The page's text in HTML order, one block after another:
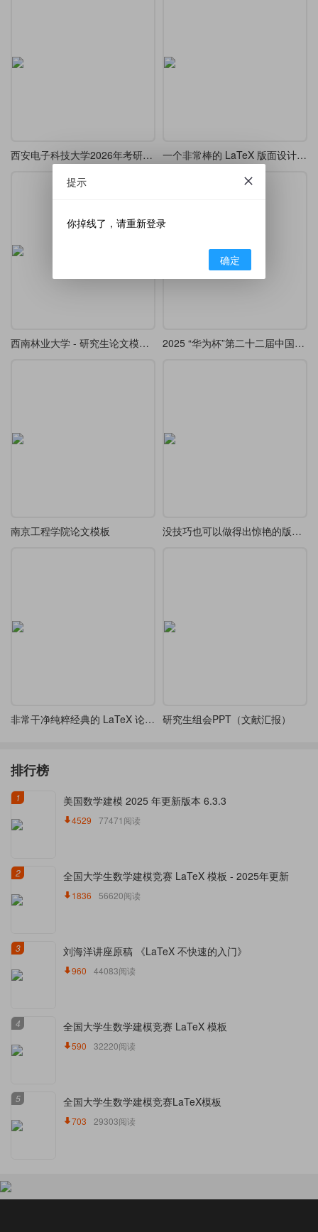
西安电子科技大学2026年考研高等代数 一个非常棒的 LaTeX 版面设计-精美边框和双栏布局
西南林业大学 - 研究生论文模板（2026） 2025 “华为杯”第二十二届中国研究生数学建模 LaTeX 模版更新了
南京工程学院论文模板 没技巧也可以做得出惊艳的版式-凡尔赛 LaTeX 版式制作
非常干净纯粹经典的 LaTeX 论文模版 - 日常使用爽飞了 研究生组会PPT（文献汇报）
排行榜
1 美国数学建模 2025 年更新版本 6.3.3
4529 77471阅读
2 全国大学生数学建模竞赛 LaTeX 模板 - 2025年更新
1836 56620阅读
3 刘海洋讲座原稿 《LaTeX 不快速的入门》
960 44083阅读
4 全国大学生数学建模竞赛 LaTeX 模板
590 32220阅读
5 全国大学生数学建模竞赛LaTeX模板
703 29303阅读
提示
你掉线了，请重新登录
确定